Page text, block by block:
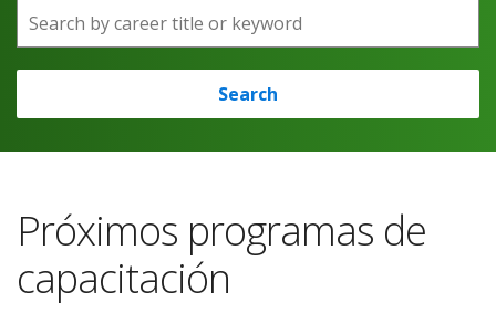
Search by career title or keyword
Search
Próximos programas de
capacitación